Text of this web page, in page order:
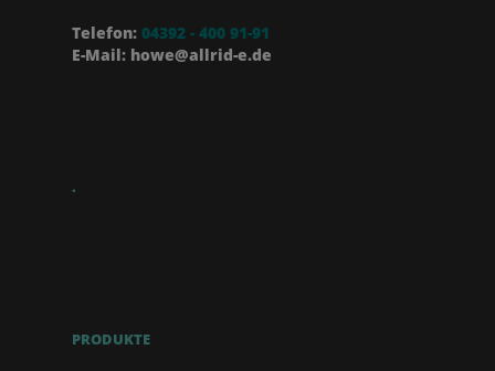
Telefon: 04392 - 400 91-91
E-Mail: howe@allrid-e.de
.
PRODUKTE